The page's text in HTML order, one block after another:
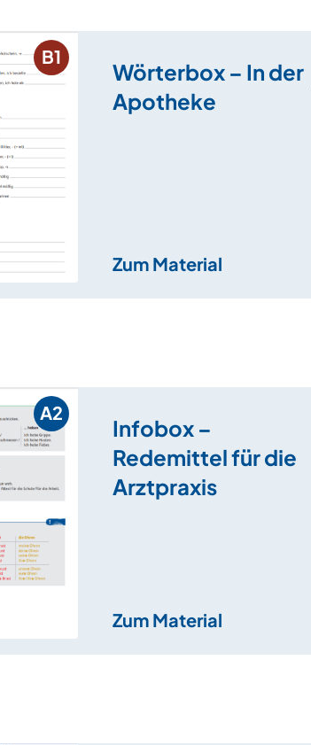
B1
Wörterbox – In der
Apotheke
Zum Material
A2
Infobox –
Redemittel für die
Arztpraxis
Zum Material